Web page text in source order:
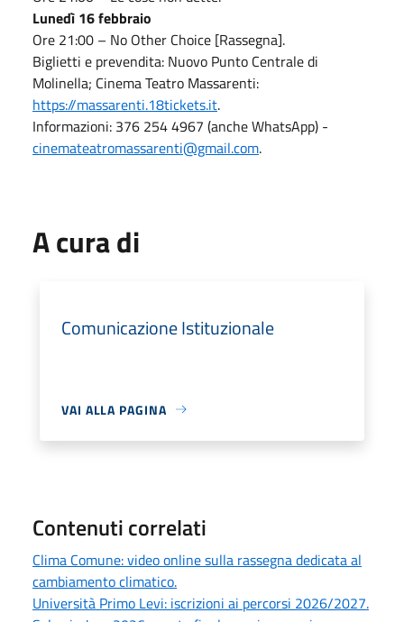
Lunedì 16 febbraio
Ore 21:00 – No Other Choice [Rassegna].
Biglietti e prevendita: Nuovo Punto Centrale di
Molinella; Cinema Teatro Massarenti:
https://massarenti.18tickets.it.
Informazioni: 376 254 4967 (anche WhatsApp) -
cinemateatromassarenti@gmail.com.
A cura di
Comunicazione Istituzionale
VAI ALLA PAGINA
Contenuti correlati
Clima Comune: video online sulla rassegna dedicata al
cambiamento climatico.
Università Primo Levi: iscrizioni ai percorsi 2026/2027.